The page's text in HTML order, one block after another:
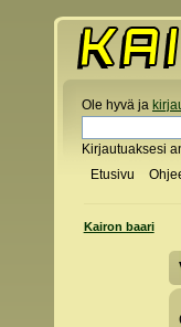
Ole hyvä ja
Kirjautuaksesi
Etusivu
Kairon baari